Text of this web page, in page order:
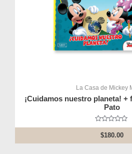
La Casa de Mickey
¡Cuidamos nuestro planeta!
Pato
Rated
out
$180.00